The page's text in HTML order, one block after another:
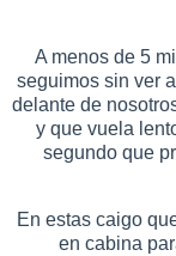
A menos de 5
seguimos sin ver
delante de
y que vuela
segundo que
En estas caigo
en cabina